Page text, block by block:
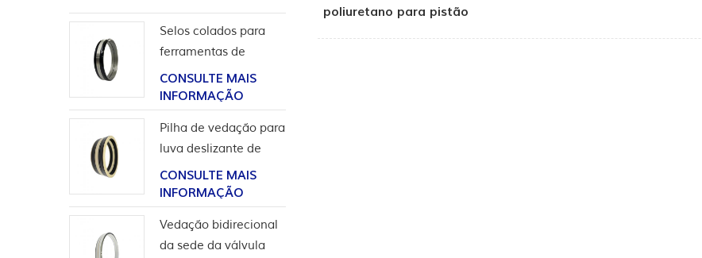
poliuretano para pistão
Selos colados para
ferramentas de
completação
CONSULTE MAIS
INFORMAÇÃO
Pilha de vedação para
luva deslizante de
ferramentas de poço
CONSULTE MAIS
INFORMAÇÃO
Vedação bidirecional
da sede da válvula